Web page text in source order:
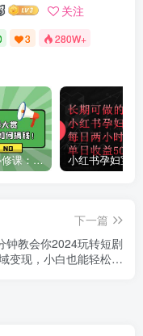
关注
3 280W+
自媒体博主必修课：小红书搞钱大赏，教你打造爆款，如何搞钱（11节课）
下一篇
钟教会你2024玩转短剧
变现，小白也能轻松日